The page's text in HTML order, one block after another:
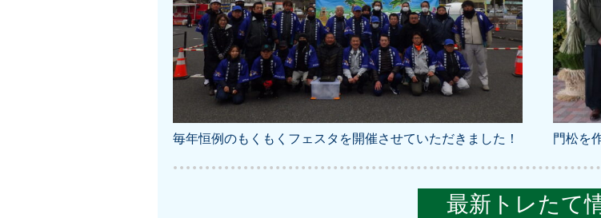
毎年恒例のもくもくフェスタを開催させていただきました！ 門松を
最新トレたて